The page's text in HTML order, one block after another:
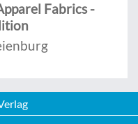
Fabrics -